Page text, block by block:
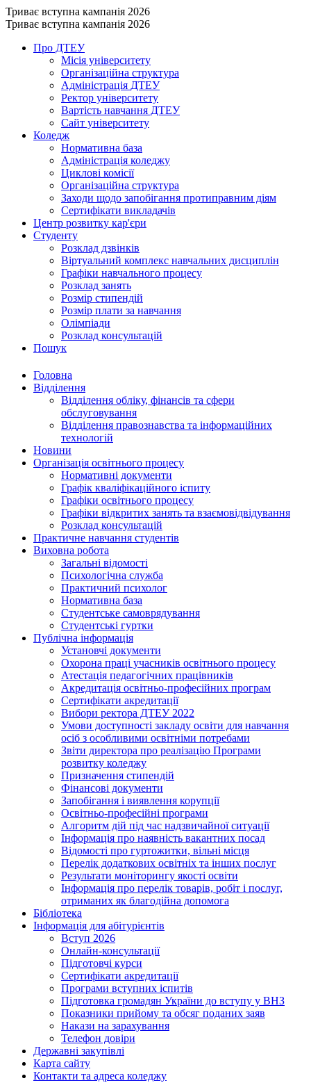
Триває вступна кампанія 2026
Триває вступна кампанія 2026
Про ДТЕУ
Місія університету
Організаційна структура
Адміністрація ДТЕУ
Ректор університету
Вартість навчання ДТЕУ
Сайт університету
Коледж
Нормативна база
Адміністрація коледжу
Циклові комісії
Організаційна структура
Заходи щодо запобігання протиправним діям
Сертифікати викладачів
Центр розвитку кар'єри
Студенту
Розклад дзвінків
Віртуальний комплекс навчальних дисциплін
Графіки навчального процесу
Розклад занять
Розмір стипендій
Розмір плати за навчання
Олімпіади
Розклад консультацій
Пошук
Головна
Відділення
Відділення обліку, фінансів та сфери
обслуговування
Відділення правознавства та інформаційних
технологій
Новини
Організація освітнього процесу
Нормативні документи
Графік кваліфікаційного іспиту
Графіки освітнього процесу
Графіки відкритих занять та взаємовідвідування
Розклад консультацій
Практичне навчання студентів
Виховна робота
Загальні відомості
Психологічна служба
Практичний психолог
Нормативна база
Студентське самоврядування
Студентські гуртки
Публічна інформація
Установчі документи
Охорона праці учасників освітнього процесу
Атестація педагогічних працівників
Акредитація освітньо-професійних програм
Сертифікати акредитації
Вибори ректора ДТЕУ 2022
Умови доступності закладу освіти для навчання
осіб з особливими освітніми потребами
Звіти директора про реалізацію Програми
розвитку коледжу
Призначення стипендій
Фінансові документи
Запобігання і виявлення корупції
Освітньо-професійні програми
Алгоритм дій під час надзвичайної ситуації
Інформація про наявність вакантних посад
Відомості про гуртожитки, вільні місця
Перелік додаткових освітніх та інших послуг
Результати моніторингу якості освіти
Інформація про перелік товарів, робіт і послуг,
отриманих як благодійна допомога
Бібліотека
Інформація для абітурієнтів
Вступ 2026
Онлайн-консультації
Підготовчі курси
Сертифікати акредитації
Програми вступних іспитів
Підготовка громадян України до вступу у ВНЗ
Показники прийому та обсяг поданих заяв
Накази на зарахування
Телефон довіри
Державні закупівлі
Карта сайту
Контакти та адреса коледжу